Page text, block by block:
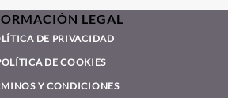
LEGAL
DE PRIVACIDAD
DE COOKIES
Y CONDICIONES